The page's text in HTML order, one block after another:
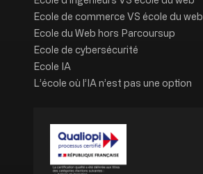
Ecole de commerce VS école du web
Ecole du Web hors Parcoursup
Ecole de cybersécurité
Ecole IA
L’école où l’IA n’est pas une option
Image